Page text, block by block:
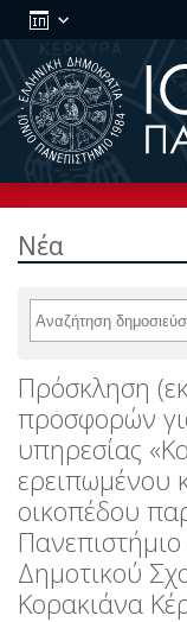
Νέα
Πρόσκληση
προσφορών
υπηρεσίας
ερειπωμένου
οικοπέδου
Δημοτικού
Κορακιάνα